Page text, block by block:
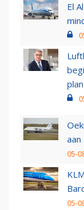
El
aan
05-
05-